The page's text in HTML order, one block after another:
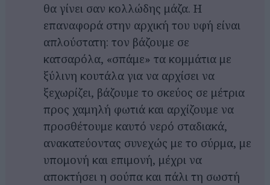
θα γίνει σαν κολλώδης μάζα. Η
επαναφορά στην αρχική του υφή είναι
απλούστατη: τον βάζουμε σε
κατσαρόλα, «σπάμε» τα κομμάτια με
ξύλινη κουτάλα για να αρχίσει να
ξεχωρίζει, βάζουμε το σκεύος σε μέτρια
προς χαμηλή φωτιά και αρχίζουμε να
προσθέτουμε καυτό νερό σταδιακά,
ανακατεύοντας συνεχώς με το σύρμα, με
υπομονή και επιμονή, μέχρι να
αποκτήσει η σούπα και πάλι τη σωστή